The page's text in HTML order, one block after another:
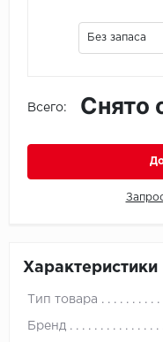
Без запаса
Всего: Снято
Характеристики
Тип товара
Бренд